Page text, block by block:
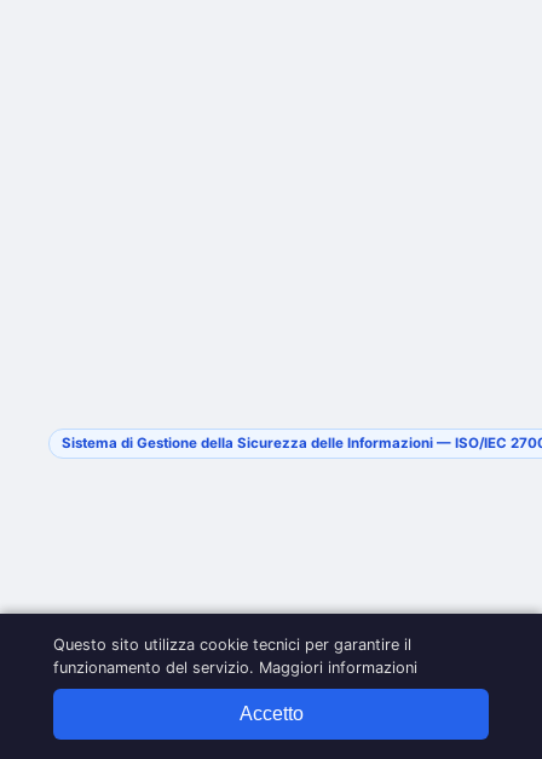
Sistema di Gestione della Sicurezza delle Informazioni — ISO/IEC
Questo sito utilizza cookie tecnici per garantire il
funzionamento del servizio. Maggiori informazioni
Accetto